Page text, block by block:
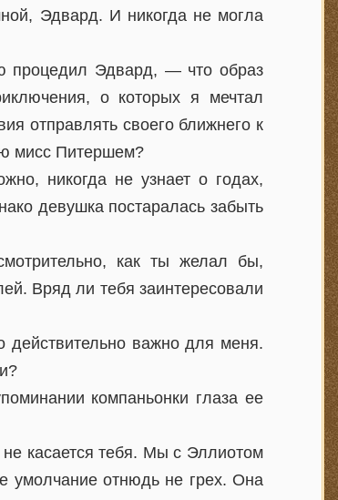
Эдвард. И никогда не могла
процедил Эдвард, — что образ
о которых я мечтал
отправлять своего ближнего к
мисс Питершем?
никогда не узнает о годах,
девушка постаралась забыть
как ты желал бы,
Вряд ли тебя заинтересовали
важно для меня.
компаньонки глаза ее
касается тебя. Мы с Эллиотом
умолчание отнюдь не грех. Она